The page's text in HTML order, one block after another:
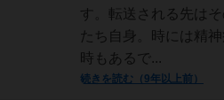
す。転送される先は
たち自身。時には精
時もあるで...
続きを読む（9年以上前）